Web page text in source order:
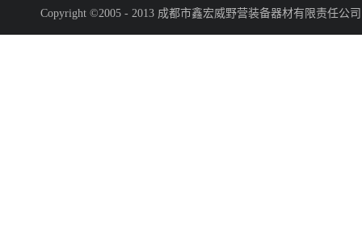
Copyright ©2005 - 2013 成都市鑫宏威野营装备器材有限责任公司